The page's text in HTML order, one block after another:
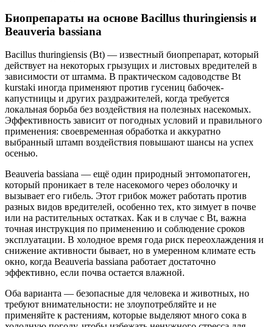
Биопрепараты на основе Bacillus thuringiensis и
Beauveria bassiana
Bacillus thuringiensis (Bt) — известный биопрепарат, который
действует на некоторых грызущих и листовых вредителей в
зависимости от штамма. В практическом садоводстве Bt
kurstaki иногда применяют против гусениц бабочек-
капустницы и других раздражителей, когда требуется
локальная борьба без воздействия на полезных насекомых.
Эффективность зависит от погодных условий и правильного
применения: своевременная обработка и аккуратно
выбранный штамп воздействия повышают шансы на успех
осенью.
Beauveria bassiana — ещё один природный энтомопатоген,
который проникает в теле насекомого через оболочку и
вызывает его гибель. Этот грибок может работать против
разных видов вредителей, особенно тех, кто зимует в почве
или на растительных остатках. Как и в случае с Bt, важна
точная инструкция по применению и соблюдение сроков
эксплуатации. В холодное время года риск переохлаждения и
снижение активности бывает, но в умеренном климате есть
окно, когда Beauveria bassiana работает достаточно
эффективно, если почва остается влажной.
Оба варианта — безопасные для человека и животных, но
требуют внимательности: не злоупотребляйте и не
применяйте к растениям, которые выделяют много сока в